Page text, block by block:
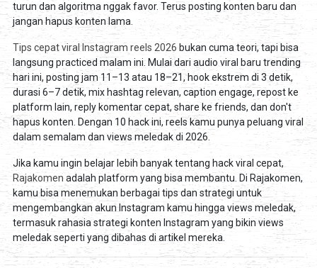
turun dan algoritma nggak favor. Terus posting konten baru dan
jangan hapus konten lama.
Tips cepat viral Instagram reels 2026 bukan cuma teori, tapi bisa
langsung practiced malam ini. Mulai dari audio viral baru trending
hari ini, posting jam 11–13 atau 18–21, hook ekstrem di 3 detik,
durasi 6–7 detik, mix hashtag relevan, caption engage, repost ke
platform lain, reply komentar cepat, share ke friends, dan don't
hapus konten. Dengan 10 hack ini, reels kamu punya peluang viral
dalam semalam dan views meledak di 2026.
Jika kamu ingin belajar lebih banyak tentang hack viral cepat,
Rajakomenadalah platform yang bisa membantu. Di Rajakomen,
kamu bisa menemukan berbagai tips dan strategi untuk
mengembangkan akun Instagram kamu hingga views meledak,
termasuk rahasia strategi konten Instagram yang bikin views
meledak seperti yang dibahas di artikel mereka.